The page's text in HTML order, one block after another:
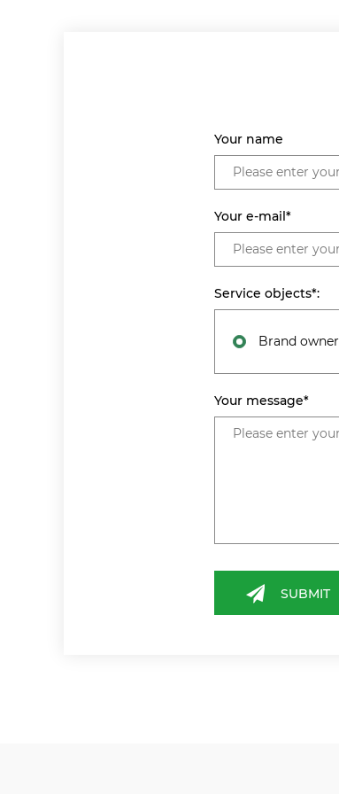
Your name
Your e-mail*
Service objects*:
Brand owner
Your message*
SUBMIT